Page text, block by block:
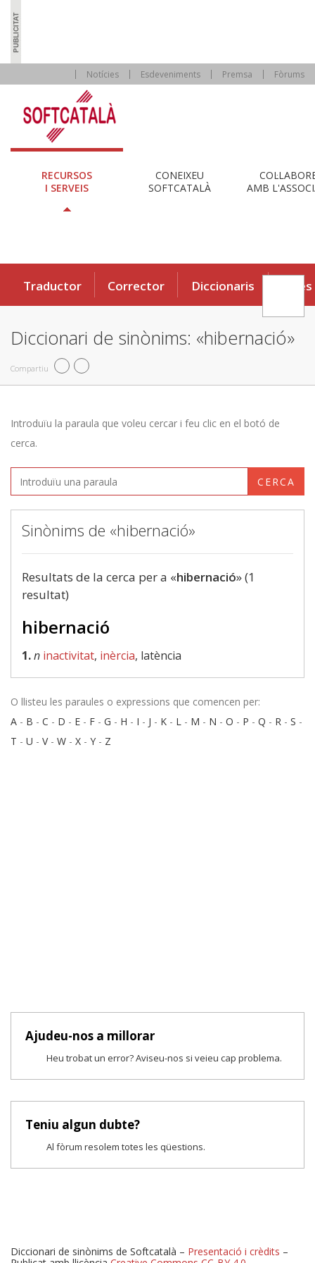
Notícies Esdeveniments Premsa Fòrums
RECURSOS
I SERVEIS
CONEIXEU
SOFTCATALÀ
AMB
Traductor Corrector Diccionaris Eines
Diccionari de sinònims: «hibernació»
Compartiu
Introduïu la paraula que voleu cercar i feu clic en el botó de
cerca.
CERCA
Sinònims de «hibernació»
Resultats de la cerca per a «hibernació» (1
resultat)
hibernació
1.n inactivitat, inèrcia, latència
O llisteu les paraules o expressions que comencen per:
A - B - C - D - E - F - G - H - I - J - K - L - M - N - O - P - Q - R - S -
T - U - V- W - X - Y - Z
Ajudeu-nos a millorar
Heu trobat un error? Aviseu-nos si veieu cap problema.
Teniu algun dubte?
Al fòrum resolem totes les qüestions.
Diccionari de sinònims de Softcatalà – Presentació i crèdits –